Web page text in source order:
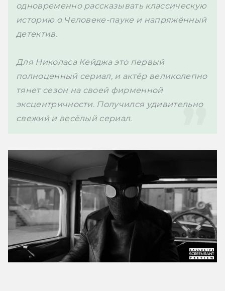
одновременно рассказывать классическую
историю о Человеке-пауке и напряжённый
детектив.
Для Николаса Кейджа это первый
полноценный сериал, и актёр великолепно
тянет сезон на своей фирменной
эксцентричности. Получился удивительно
свежий и весёлый сериал.